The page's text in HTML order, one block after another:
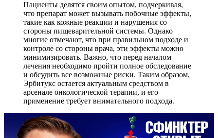
Пациенты делятся своим опытом, подчеркивая,
что препарат может вызывать побочные эффекты,
такие как кожные реакции и нарушения со
стороны пищеварительной системы. Однако
многие отмечают, что при правильном подходе и
контроле со стороны врача, эти эффекты можно
минимизировать. Важно, что перед началом
лечения необходимо пройти полное обследование
и обсудить все возможные риски. Таким образом,
Эрбитукс остается актуальным средством в
арсенале онкологической терапии, и его
применение требует внимательного подхода.